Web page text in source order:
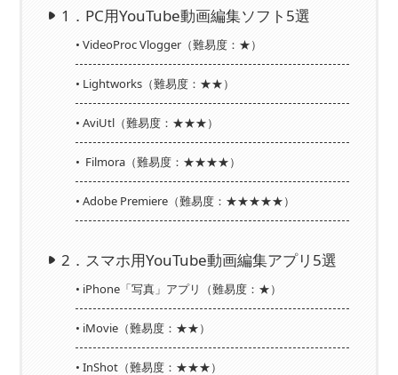
1．PC用YouTube動画編集ソフト5選
•VideoProc Vlogger（難易度：★）
• Lightworks（難易度：★★）
•AviUtl（難易度：★★★）
• Filmora（難易度：★★★★）
•Adobe Premiere（難易度：★★★★★）
2．スマホ用YouTube動画編集アプリ5選
• iPhone「写真」アプリ（難易度：★）
• iMovie（難易度：★★）
•InShot（難易度：★★★）